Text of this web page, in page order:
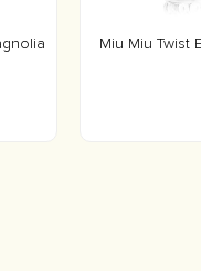
Miu Miu Twist